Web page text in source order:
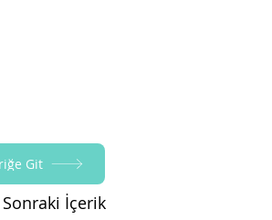
Git
Sonraki İçerik